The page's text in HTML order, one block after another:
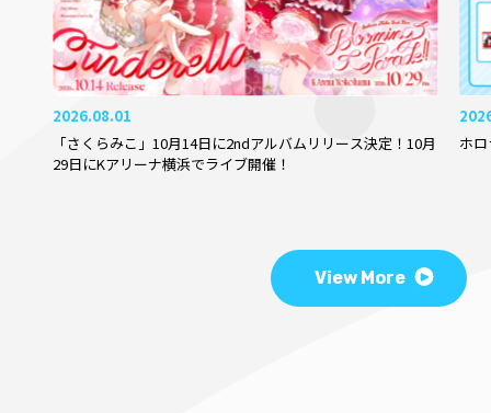
2026.08.01
「さくらみこ」10月14日に2ndアルバムリリース決定！10月
29日にKアリーナ横浜でライブ開催！
ホ
View More